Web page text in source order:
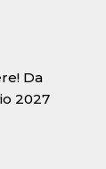
Da
2027